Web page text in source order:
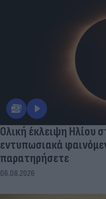
Ολική έκλειψη Ηλίου
εντυπωσιακά
παρατηρήσετε
06.08.2026